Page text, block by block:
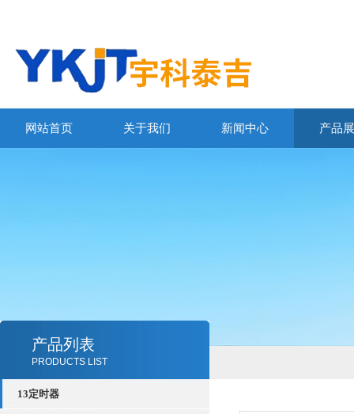
网站首页 关于我们 新闻中心 产品
产品列表
PRODUCTS LIST
13定时器